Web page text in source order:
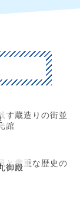
す蔵造りの街並
館
御殿
と貴重な歴史の